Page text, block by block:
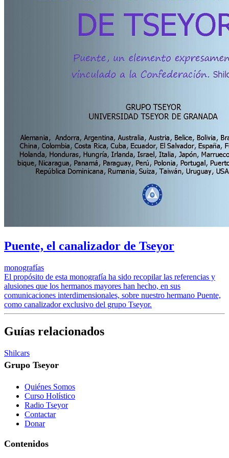
Puente, el canalizador de Tseyor
monografías
El propósito de esta monografía ha sido recopilar las referencias y
alusiones que los hermanos mayores han hecho, en sus
comunicaciones interdimensionales, sobre nuestro hermano Puente,
como canalizador exclusivo del grupo Tseyor.
Guías relacionados
Shilcars
Grupo Tseyor
Quiénes Somos
Curso Holístico
Radio Tseyor
Contactar
Donar
Contenidos